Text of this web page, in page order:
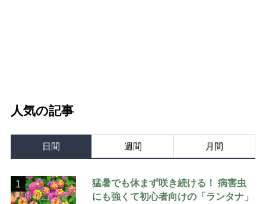
人気の記事
日間 週間 月間
1
猛暑でも休まず咲き続ける！ 病害虫
にも強くて初心者向けの「ランタナ」